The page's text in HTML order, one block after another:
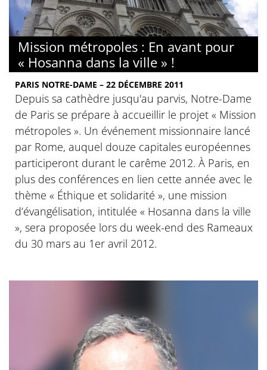
Mission métropoles : En avant pour
« Hosanna dans la ville » !
PARIS NOTRE-DAME – 22 DÉCEMBRE 2011
Depuis sa cathèdre jusqu'au parvis, Notre-Dame
de Paris se prépare à accueillir le projet « Mission
métropoles ». Un événement missionnaire lancé
par Rome, auquel douze capitales européennes
participeront durant le carême 2012. À Paris, en
plus des conférences en lien cette année avec le
thème « Éthique et solidarité », une mission
d’évangélisation, intitulée « Hosanna dans la ville
», sera proposée lors du week-end des Rameaux
du 30 mars au 1er avril 2012.